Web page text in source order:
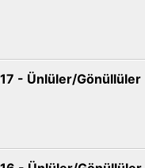
- Ünlüler/Gönüllüler